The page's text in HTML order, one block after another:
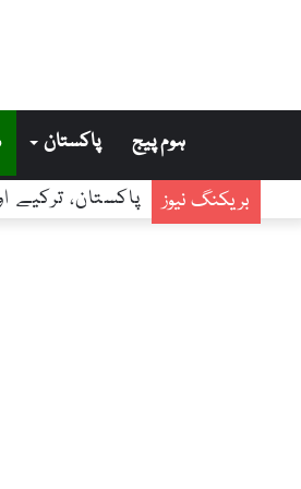
ہوم پیج پاکستان
بریکنگ نیوز
پاکستان،